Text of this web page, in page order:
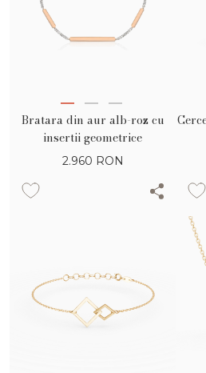
Bratara din aur alb-roz cu
insertii geometrice
2.960 RON